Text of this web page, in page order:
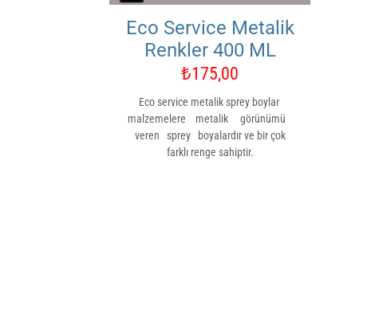
Eco Service Metalik
Renkler 400 ML
₺175,00
Eco service metalik sprey boylar
malzemelere metalik görünümü
veren sprey boyalardır ve bir çok
farklı renge sahiptir.